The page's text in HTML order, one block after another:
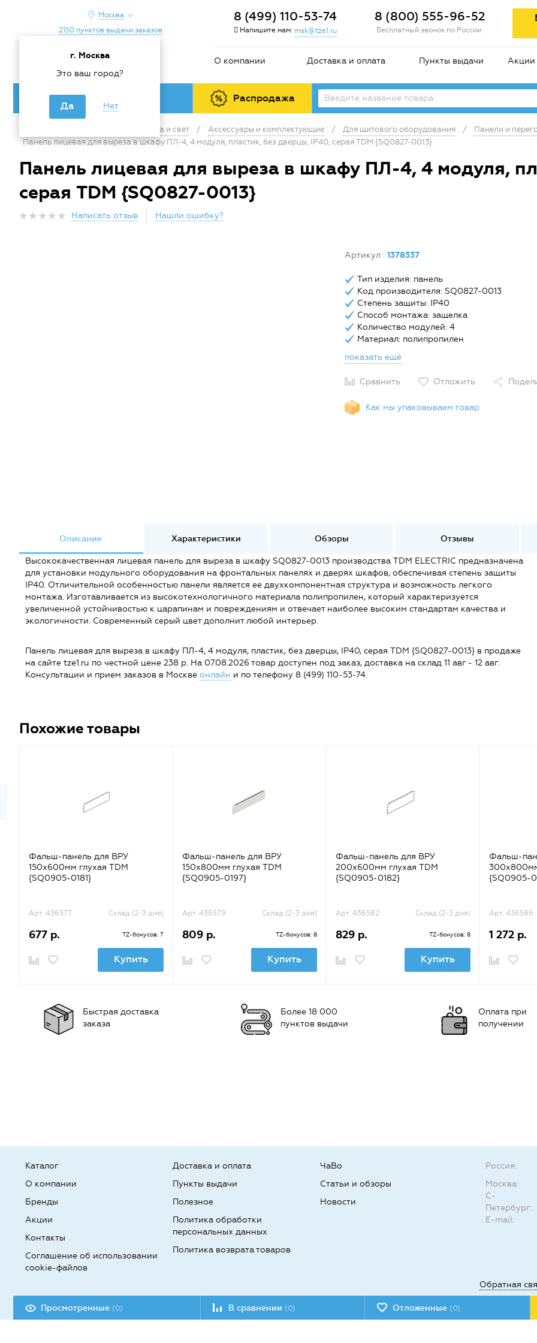
Москва
г. Москва
Это ваш город?
Да Нет
2150 пунктов выдачи заказов
8 (499) 110-53-74
Напишите нам: msk@tze1.ru
8 (800) 555-96-52
Бесплатный звонок по России
О компании Доставка и оплата Пункты выдачи Акции
Каталог товаров Распродажа
Электрика и свет / Аксессуары и комплектующие / Для щитового оборудования / Панели и
Панель лицевая для выреза в шкафу ПЛ-4, 4 модуля, пластик, без дверцы, IP40, серая TDM {SQ0827-0013}
Панель лицевая для выреза в шкафу ПЛ-4, 4 модуля,
серая TDM {SQ0827-0013}
Написать отзыв Нашли ошибку?
Артикул : 1378337
Тип изделия: панель
Код производителя: SQ0827-0013
Степень защиты: IP40
Способ монтажа: защелка
Количество модулей: 4
Материал: полипропилен
показать ещё
Сравнить Отложить
Как мы упаковываем товар
Описание Характеристики Обзоры Отзывы
Высококачественная лицевая панель для выреза в шкафу SQ0827-0013 производства TDM ELECTRIC предназначена
для установки модульного оборудования на фронтальных панелях и дверях шкафов, обеспечивая степень защиты
IP40. Отличительной особенностью панели является ее двухкомпонентная структура и возможность легкого
монтажа. Изготавливается из высокотехнологичного материала полипропилен, который характеризуется
увеличенной устойчивостью к царапинам и повреждениям и отвечает наиболее высоким стандартам качества и
экологичности. Современный серый цвет дополнит любой интерьер.
Панель лицевая для выреза в шкафу ПЛ-4, 4 модуля, пластик, без дверцы, IP40, серая TDM {SQ0827-0013} в продаже
на сайте tze1.ru по честной цене 238 р. На 07.08.2026 товар доступен под заказ, доставка на склад 11 авг - 12 авг.
Консультации и прием заказов в Москве онлайн и по телефону 8 (499) 110-53-74.
Похожие товары
Фальш-панель для ВРУ
150х600мм глухая TDM
{SQ0905-0181}
Арт. 436577 Склад (2-3 дня)
677 р. TZ-бонусов: 7
Купить
Фальш-панель для ВРУ
150х800мм глухая TDM
{SQ0905-0197}
Арт. 436579 Склад (2-3 дня)
809 р. TZ-бонусов: 8
Купить
Фальш-панель для ВРУ
200х600мм глухая TDM
{SQ0905-0182}
Арт. 436582 Склад (2-3 дня)
829 р. TZ-бонусов: 8
Купить
Фальш-
{SQ0905-
Арт. 436586
1 272 р.
Быстрая доставка
заказа
Более 18 000
пунктов выдачи
Оплата при
получении
Каталог
О компании
Бренды
Доставка и оплата
Пункты выдачи
Полезное
ЧаВо
Статьи и обзоры
Новости
Акции
Контакты
Соглашение об использовании
cookie-файлов
Политика обработки
персональных данных
Политика возврата товаров
Разработка сайта:
Россия:
Москва:
С-
Петербург:
E-mail:
Обратная
Просмотренные (0) В сравнении (0) Отложенные (0)